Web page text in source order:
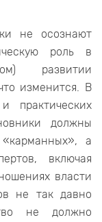
не осознают
роль в
развитии
изменится. В
практических
должны
а
включая
власти
не так давно
не должно